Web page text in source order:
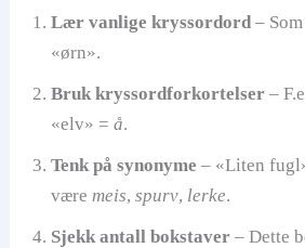
Lær vanlige kryssordord–
«ørn».
Bruk kryssordforkortelser–
«elv» = å.
Tenk på synonyme – «Liten
være meis, spurv, lerke.
Sjekk antall bokstaver– Dette